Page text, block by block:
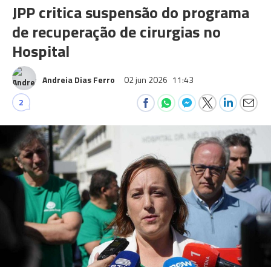
JPP critica suspensão do programa
de recuperação de cirurgias no
Hospital
Andreia Dias Ferro 02 jun 2026 11:43
2